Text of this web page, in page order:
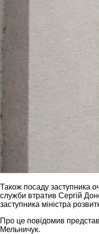
Також посаду заступника
служби втратив Сергій
заступника міністра
Про це повідомив
Мельничук.